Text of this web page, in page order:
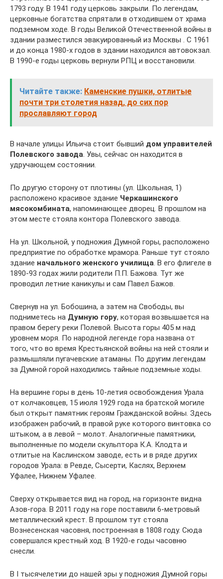
1793 году. В 1941 году церковь закрыли. По легендам,
церковные богатства спрятали в отходившем от храма
подземном ходе. В годы Великой Отечественной войны в
здании разместился эвакуированный из Москвы . С 1961
и до конца 1980-х годов в здании находился автовокзал.
В 1990-е годы церковь вернули РПЦ и восстановили.
Читайте также: Каменские пушки, отлитые
почти три столетия назад, до сих пор
прославляют город
В начале улицы Ильича стоит бывший дом управителей
Полевского завода. Увы, сейчас он находится в
удручающем состоянии.
По другую сторону от плотины (ул. Школьная, 1)
расположено красивое здание Черкашинского
мясокомбината, напоминающее дворец. В прошлом на
этом месте стояла контора Полевского завода.
На ул. Школьной, у подножия Думной горы, расположено
предприятие по обработке мрамора. Раньше тут стояло
здание начального женского училища. В его флигеле в
1890-93 годах жили родители П.П. Бажова. Тут же
проводил летние каникулы и сам Павел Бажов.
Свернув на ул. Бобошина, а затем на Свободы, вы
подниметесь на Думную гору, которая возвышается на
правом берегу реки Полевой. Высота горы 405 м над
уровнем моря. По народной легенде гора названа от
того, что во время Крестьянской войны на ней стояли и
размышляли пугачевские атаманы. По другим легендам
за Думной горой находились тайные подземные ходы.
На вершине горы в день 10-летия освобождения Урала
от колчаковцев, 15 июля 1929 года на братской могиле
был открыт памятник героям Гражданской войны. Здесь
изображен рабочий, в правой руке которого винтовка со
штыком, а в левой – молот. Аналогичные памятники,
выполненные по модели скульптора К.А. Клодта и
отлитые на Каслинском заводе, есть и в ряде других
городов Урала: в Ревде, Сысерти, Каслях, Верхнем
Уфалее, Нижнем Уфалее.
Сверху открывается вид на город, на горизонте видна
Азов-гора. В 2011 году на горе поставили 6-метровый
металлический крест. В прошлом тут стояла
Вознесенская часовня, построенная в 1808 году. Сюда
совершался крестный ход. В 1920-е годы часовню
снесли.
В I тысячелетии до нашей эры у подножия Думной горы